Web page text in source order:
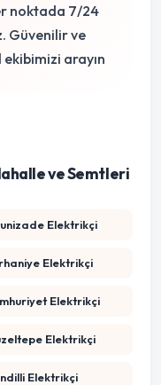
noktada 7/24
Güvenilir ve
ekibimizi arayın
ve Semtleri
Elektrikçi
Elektrikçi
Elektrikçi
Elektrikçi
Elektrikçi